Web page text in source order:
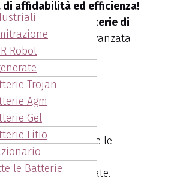
Robot
Trojan
Agm
Gel
Litio
le Batterie
di affidabilità ed efficienza!
soluzioni per
batterie di
per la logistica avanzata
prestazioni
a sostenere le
operazioni di
automatizzate.